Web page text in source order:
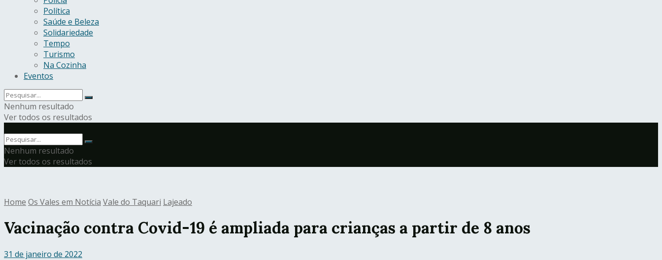
Política
Saúde e Beleza
Solidariedade
Tempo
Turismo
Na Cozinha
Eventos
Nenhum resultado
Ver todos os resultados
Nenhum resultado
Ver todos os resultados
Home Os Vales em Notícia Vale do Taquari Lajeado
Vacinação contra Covid-19 é ampliada para crianças a partir de 8 anos
31 de janeiro de 2022